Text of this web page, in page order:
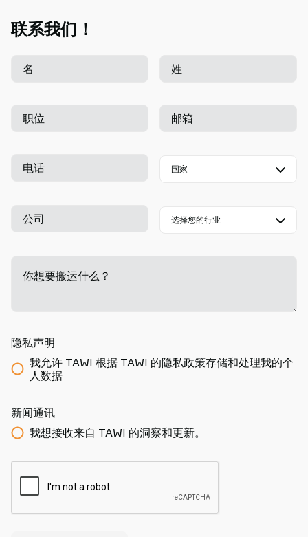
联系我们！
名 姓
职位 邮箱
电话
公司
你想要搬运什么？
隐私声明
我允许 TAWI 根据 TAWI 的隐私政策存储和处理我的个
人数据
新闻通讯
我想接收来自 TAWI 的洞察和更新。